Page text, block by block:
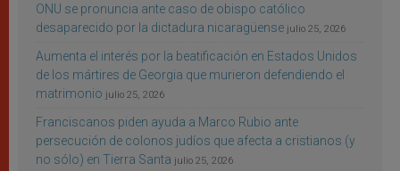
ONU se pronuncia ante caso de obispo católico
desaparecido por la dictadura nicaragüense julio 25, 2026
Aumenta el interés por la beatificación en Estados Unidos
de los mártires de Georgia que murieron defendiendo el
matrimonio julio 25, 2026
Franciscanos piden ayuda a Marco Rubio ante
persecución de colonos judíos que afecta a cristianos (y
no sólo) en Tierra Santa julio 25, 2026